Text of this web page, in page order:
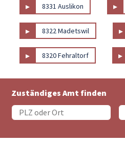
▸ 8331 Auslikon ▸
▸ 8322 Madetswil ▸
▸ 8320 Fehraltorf ▸
Zuständiges Amt finden